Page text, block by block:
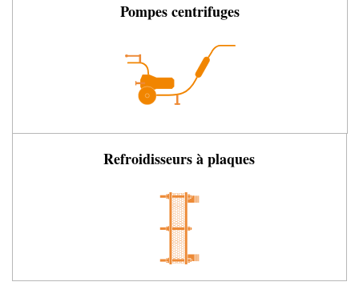
Pompes centrifuges
Refroidisseurs à plaques